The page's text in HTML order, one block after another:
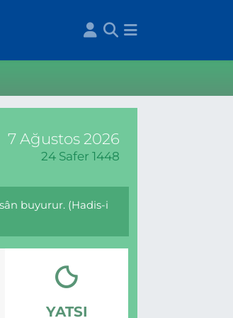
7 Ağustos 2026
24 Safer 1448
buyurur. (Hadis-i
YATSI